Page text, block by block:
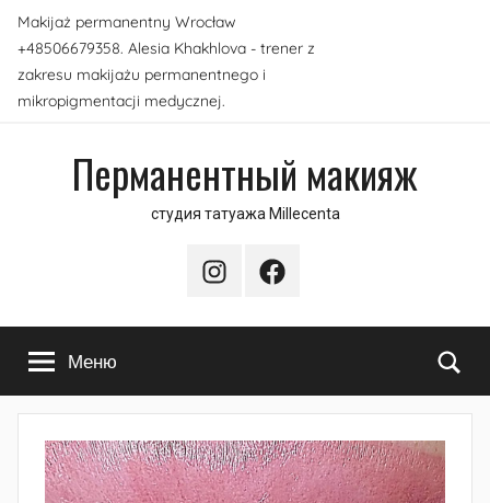
Перейти
содержимому
Makijaż permanentny Wrocław
+48506679358. Alesia Khakhlova - trener z
zakresu makijażu permanentnego i
mikropigmentacji medycznej.
Перманентный макияж
студия татуажа Millecenta
InstagramFacebook
Меню